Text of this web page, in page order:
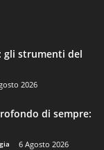
gli strumenti del
2026
di sempre:
6 Agosto 2026